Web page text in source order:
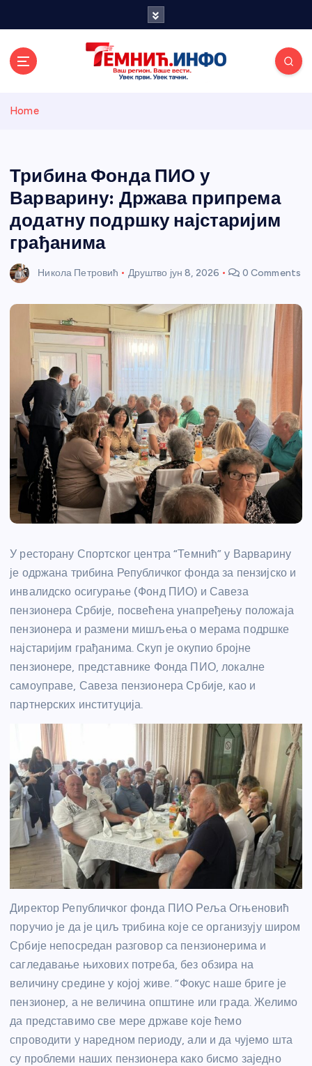
и портал
Home
Трибина Фонда ПИО у
Варварину: Држава припрема
додатну подршку најстаријим
грађанима
Никола Петровић Друштво јун 8, 2026 0 Comments
У ресторану Спортског центра “Темнић” у Варварину
је одржана трибина Републичког фонда за пензијско и
инвалидско осигурање (Фонд ПИО) и Савеза
пензионера Србије, посвећена унапређењу положаја
пензионера и размени мишљења о мерама подршке
најстаријим грађанима. Скуп је окупио бројне
пензионере, представнике Фонда ПИО, локалне
самоуправе, Савеза пензионера Србије, као и
партнерских институција.
Директор Републичког фонда ПИО Реља Огњеновић
поручио је да је циљ трибина које се организују широм
Србије непосредан разговор са пензионерима и
сагледавање њихових потреба, без обзира на
величину средине у којој живе. “Фокус наше бриге је
пензионер, а не величина општине или града. Желимо
да представимо све мере државе које ћемо
спроводити у наредном периоду, али и да чујемо шта
су проблеми наших пензионера како бисмо заједно